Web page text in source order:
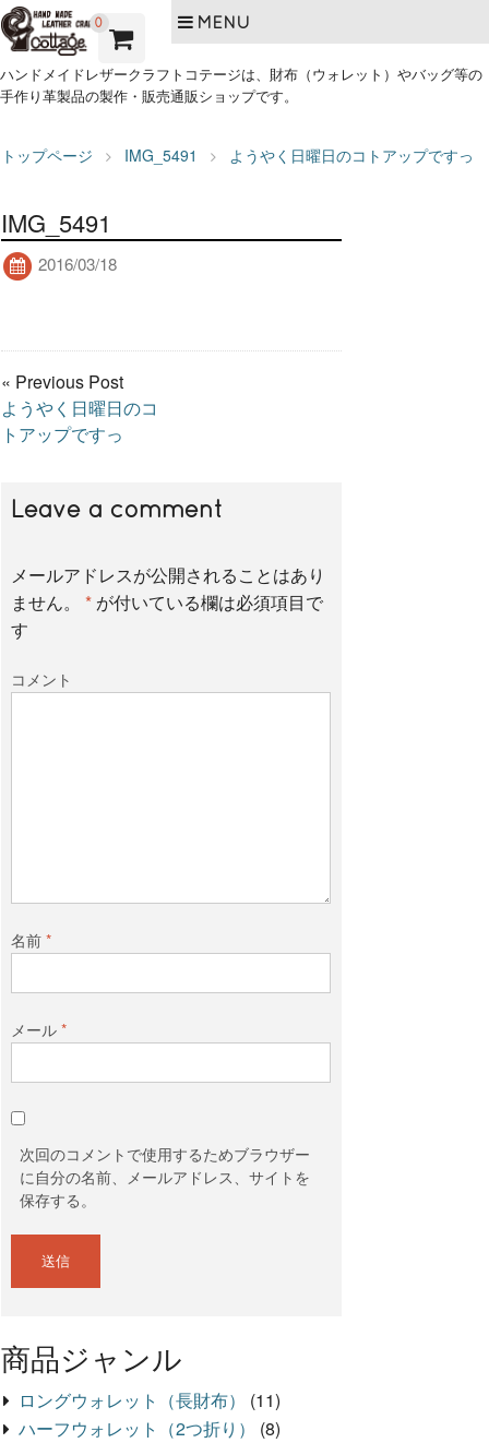
0 MENU
ハンドメイドレザークラフトコテージは、財布（ウォレット）やバッグ等の
手作り革製品の製作・販売通販ショップです。
トップページ IMG_5491 ようやく日曜日のコトアップですっ
IMG_5491
2016/03/18
« Previous Post
ようやく日曜日のコ
トアップですっ
Leave a comment
メールアドレスが公開されることはあり
ません。
* が付いている欄は必須項目で
す
コメント
名前*
メール*
次回のコメントで使用するためブラウザー
に自分の名前、メールアドレス、サイトを
保存する。
商品ジャンル
ロングウォレット（長財布）
(11)
ハーフウォレット（2つ折り）
(8)